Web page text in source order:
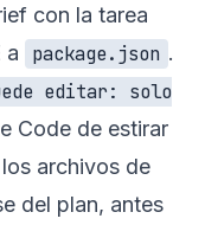
con la tarea
a
package.json .
editar: solo
Code de estirar
archivos de
del plan, antes